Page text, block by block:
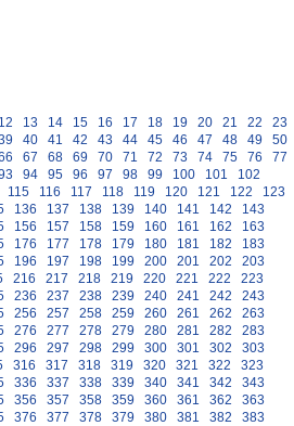
12 13 14 15 16 17 18 19 20 21 22
23
40 41 42 43 44 45 46 47 48 49
50
67 68 69 70 71 72 73 74 75 76
77
94 95 96 97 98 99 100 101
102
115 116 117 118 119 120 121 122
123
136 137 138 139 140 141 142
143
156 157 158 159 160 161 162
163
176 177 178 179 180 181 182
183
196 197 198 199 200 201 202
203
216 217 218 219 220 221 222
223
236 237 238 239 240 241 242
243
256 257 258 259 260 261 262
263
276 277 278 279 280 281 282
283
296 297 298 299 300 301 302
303
316 317 318 319 320 321 322
323
336 337 338 339 340 341 342
343
356 357 358 359 360 361 362
363
376 377 378 379 380 381 382
383